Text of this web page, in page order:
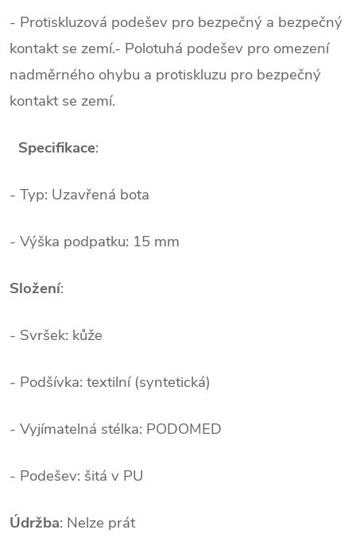
- Protiskluzová podešev pro bezpečný a bezpečný
kontakt se zemí.- Polotuhá podešev pro omezení
nadměrného ohybu a protiskluzu pro bezpečný
kontakt se zemí.
Specifikace:
- Typ: Uzavřená bota
- Výška podpatku: 15 mm
Složení:
- Svršek: kůže
- Podšívka: textilní (syntetická)
- Vyjímatelná stélka: PODOMED
- Podešev: šitá v PU
Údržba: Nelze prát